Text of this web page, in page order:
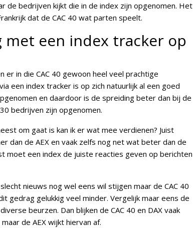
de bedrijven kijkt die in de index zijn opgenomen. Het
dat de CAC 40 wat parten speelt.
met een index tracker op
er in die CAC 40 gewoon heel veel prachtige
een index tracker is op zich natuurlijk al een goed
en daardoor is de spreiding beter dan bij de
bedrijven zijn opgenomen.
om gaat is kan ik er wat mee verdienen? Juist
dan de AEX en vaak zelfs nog net wat beter dan de
moet een index de juiste reacties geven op berichten
nieuws nog wel eens wil stijgen maar de CAC 40
gedrag gelukkig veel minder. Vergelijk maar eens de
beurzen. Dan blijken de CAC 40 en DAX vaak
de AEX wijkt hiervan af.